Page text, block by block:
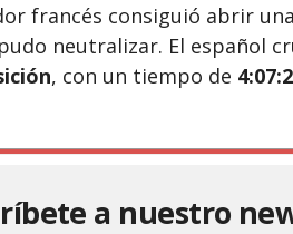
francés consiguió abrir
neutralizar. El español
, con un tiempo de
a nuestro